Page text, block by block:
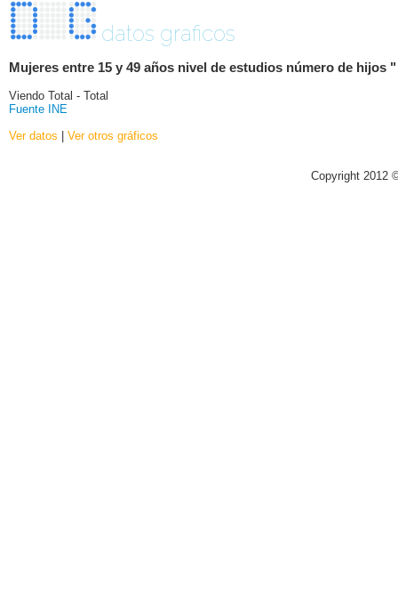
datos graficos
Mujeres entre 15 y 49 años nivel de estudios número de hijos
Viendo Total - Total
Fuente INE
Ver datos | Ver otros gráficos
Copyright 2012